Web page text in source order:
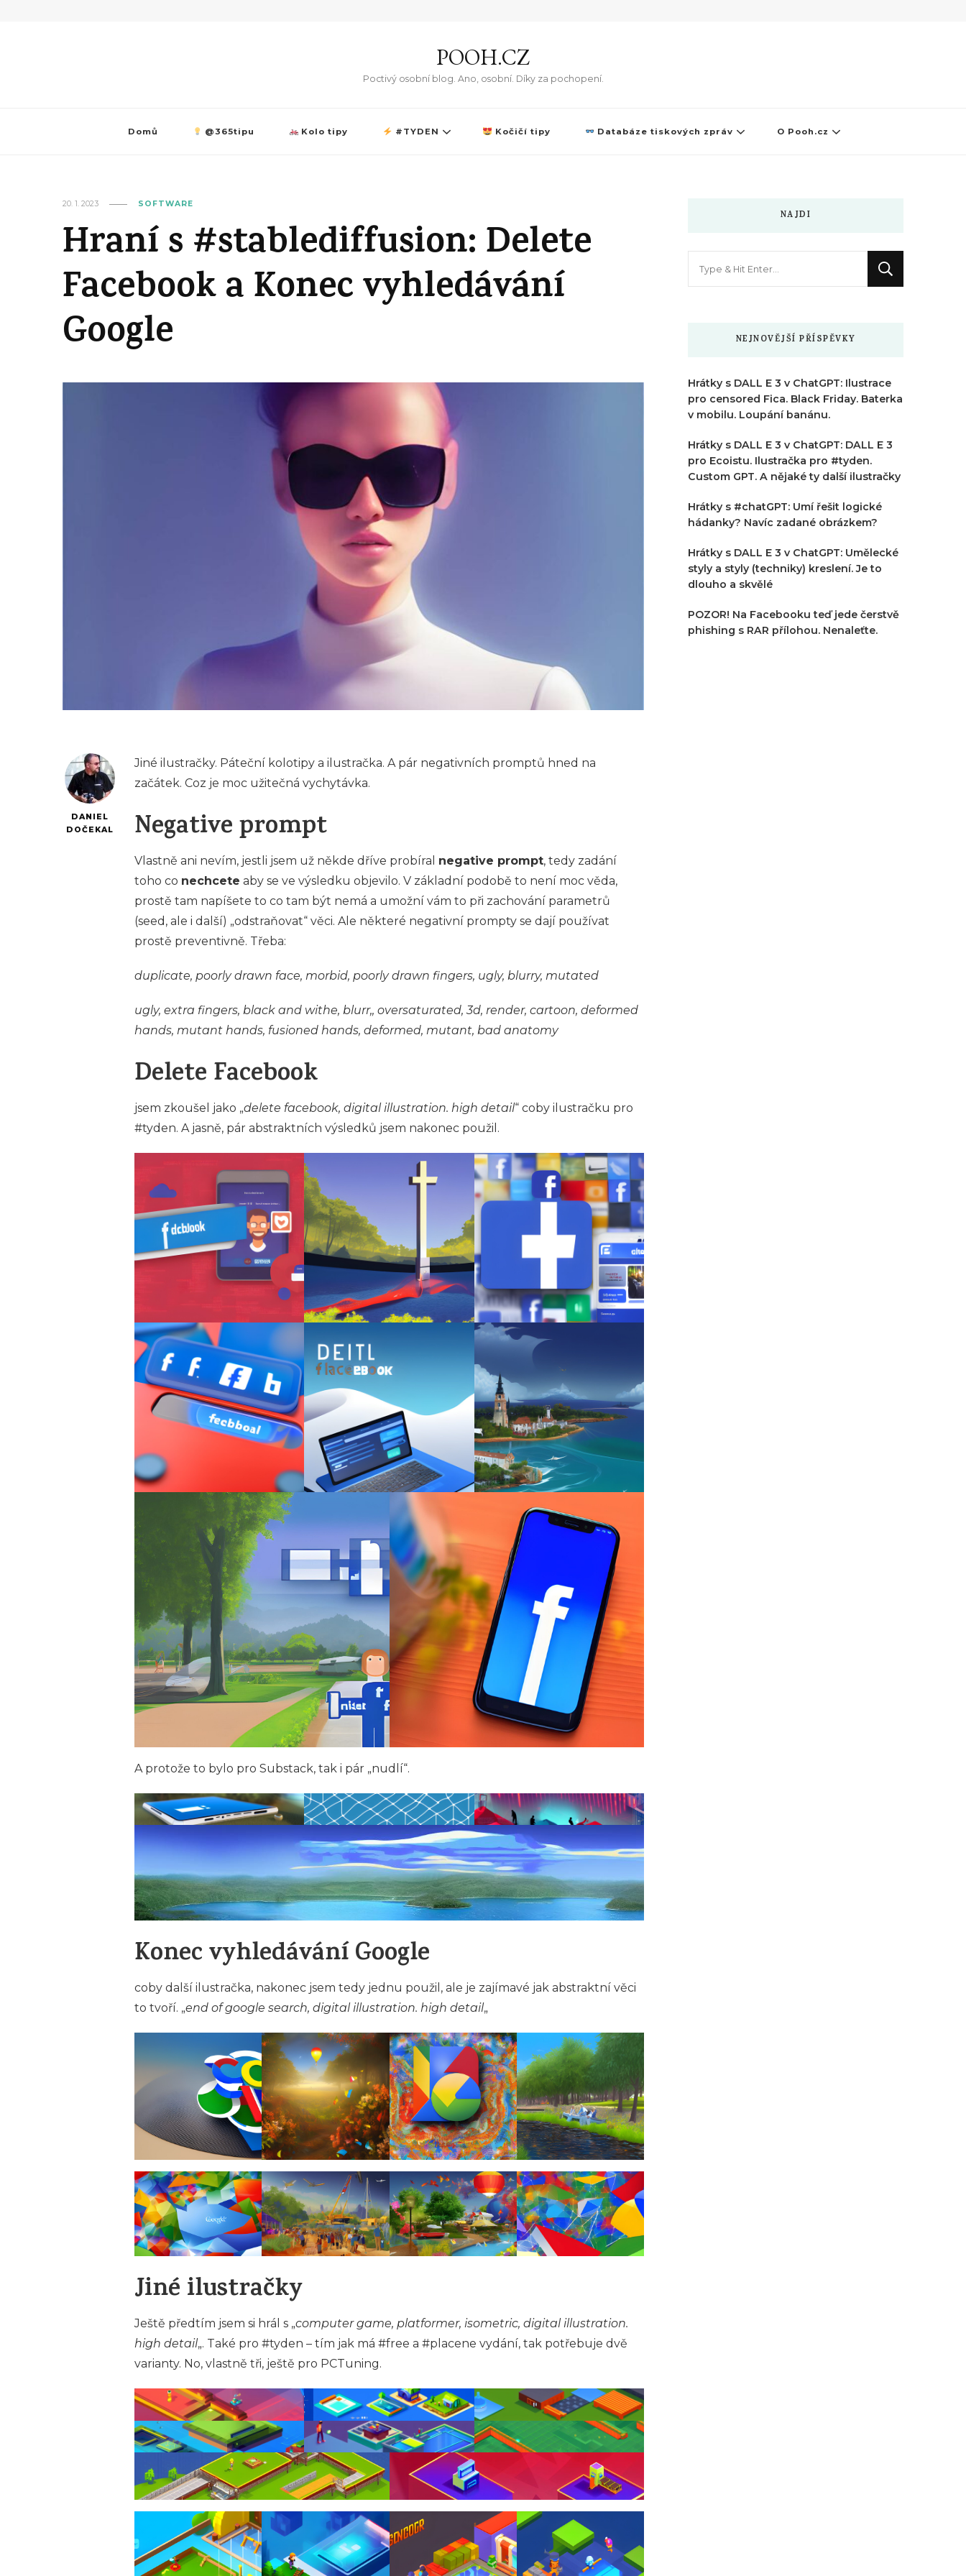
POOH.CZ
Poctivý osobní blog. Ano, osobní. Díky za pochopení.
Domů @365tipu Kolo tipy #TYDEN Kočičí tipy Databáze tiskových zpráv O Pooh.cz
20. 1. 2023 SOFTWARE
Hraní s #stablediffusion: Delete
Facebook a Konec vyhledávání
Google
DANIEL
DOČEKAL
Jiné ilustračky. Páteční kolotipy a ilustračka. A pár negativních promptů hned na
začátek. Coz je moc užitečná vychytávka.
Negative prompt
Vlastně ani nevím, jestli jsem už někde dříve probíral negative prompt, tedy zadání
toho co nechcete aby se ve výsledku objevilo. V základní podobě to není moc věda,
prostě tam napíšete to co tam být nemá a umožní vám to při zachování parametrů
(seed, ale i další) „odstraňovat“ věci. Ale některé negativní prompty se dají používat
prostě preventivně. Třeba:
duplicate, poorly drawn face, morbid, poorly drawn fingers, ugly, blurry, mutated
ugly, extra fingers, black and withe, blurr,, oversaturated, 3d, render, cartoon, deformed
hands, mutant hands, fusioned hands, deformed, mutant, bad anatomy
Delete Facebook
jsem zkoušel jako „delete facebook, digital illustration. high detail“ coby ilustračku pro
#tyden. A jasně, pár abstraktních výsledků jsem nakonec použil.
A protože to bylo pro Substack, tak i pár „nudlí“.
Konec vyhledávání Google
coby další ilustračka, nakonec jsem tedy jednu použil, ale je zajímavé jak abstraktní věci
to tvoří. „end of google search, digital illustration. high detail„
Jiné ilustračky
Ještě předtím jsem si hrál s „computer game, platformer, isometric, digital illustration.
high detail„. Také pro #tyden – tím jak má #free a #placene vydání, tak potřebuje dvě
varianty. No, vlastně tři, ještě pro PCTuning.
NAJDI
NEJNOVĚJŠÍ PŘÍSPĚVKY
Hrátky s DALL E 3 v ChatGPT: Ilustrace
pro censored Fica. Black Friday. Baterka
v mobilu. Loupání banánu.
Hrátky s DALL E 3 v ChatGPT: DALL E 3
pro Ecoistu. Ilustračka pro #tyden.
Custom GPT. A nějaké ty další ilustračky
Hrátky s #chatGPT: Umí řešit logické
hádanky? Navíc zadané obrázkem?
Hrátky s DALL E 3 v ChatGPT: Umělecké
styly a styly (techniky) kreslení. Je to
dlouho a skvělé
POZOR! Na Facebooku teď jede čerstvě
phishing s RAR přílohou. Nenaleťte.